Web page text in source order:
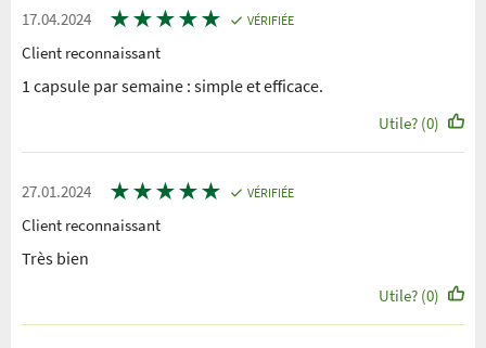
17.04.2024 ★★★★★ VÉRIFIÉE
Client reconnaissant
1 capsule par semaine : simple et efficace.
Utile? (0)
27.01.2024 ★★★★★ VÉRIFIÉE
Client reconnaissant
Très bien
Utile? (0)